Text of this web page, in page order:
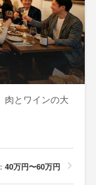
肉とワインの大
40万円〜60万円